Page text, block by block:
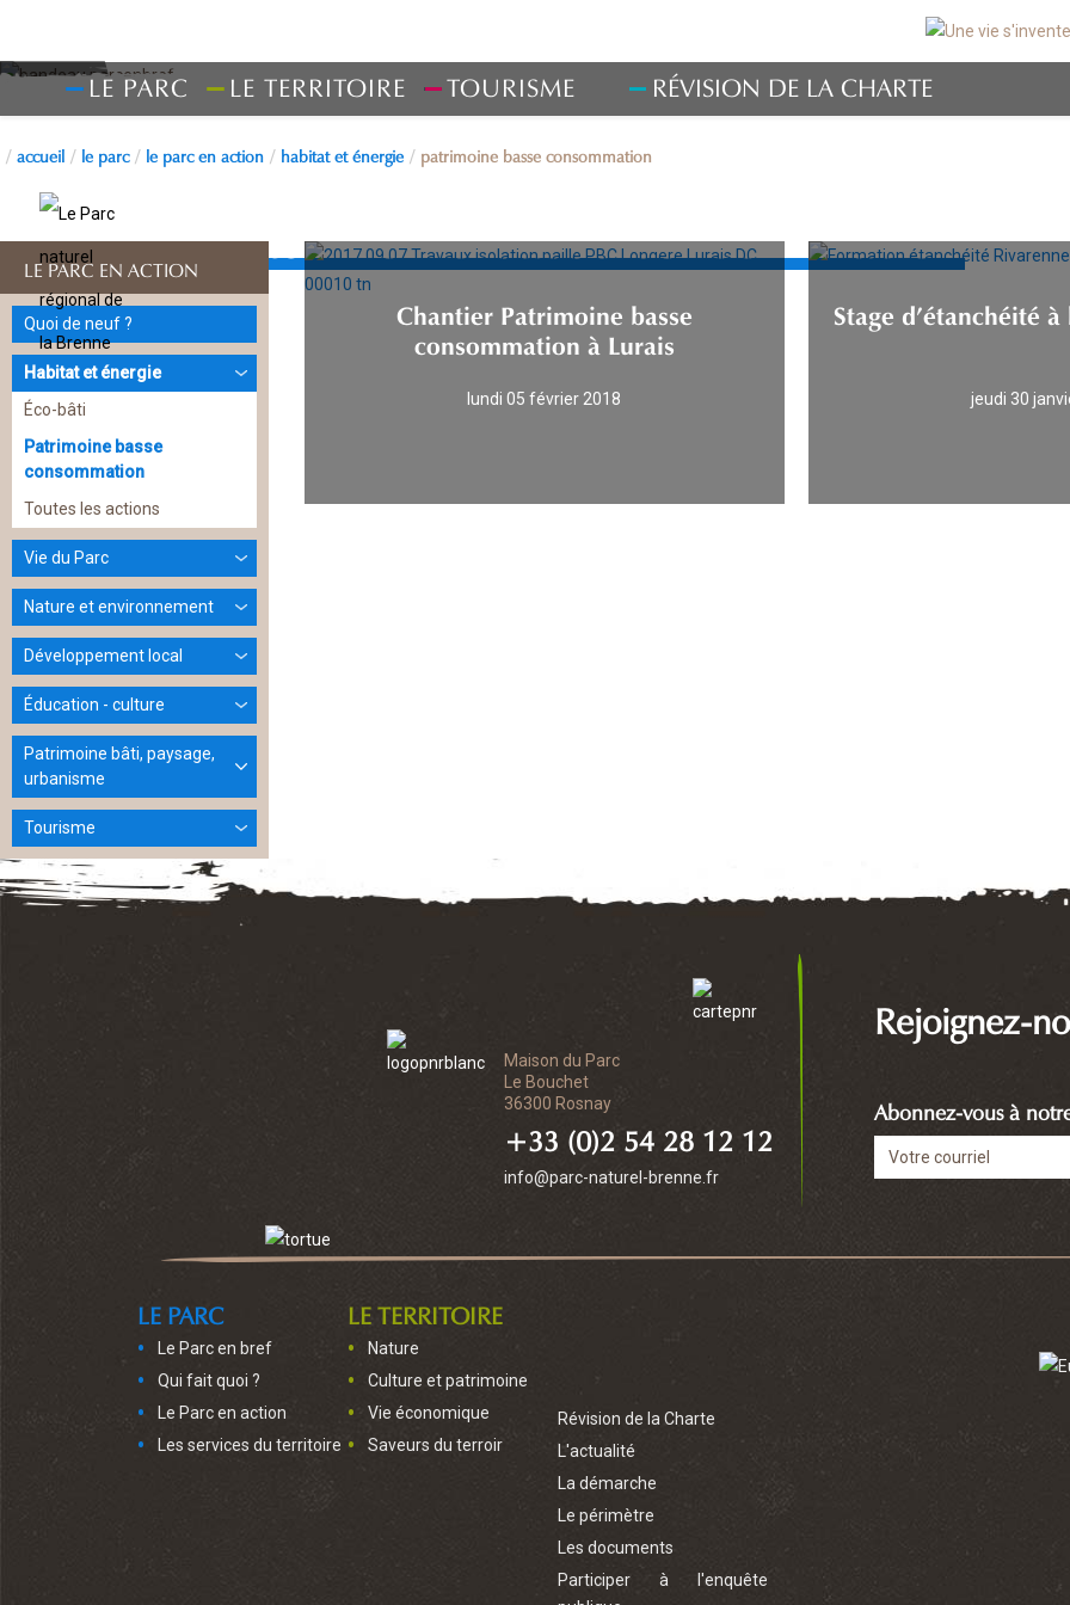
LE PARC LE TERRITOIRE TOURISME RÉVISION DE LA CHARTE
accueil le parc le parc en action habitat et énergie patrimoine basse consommation
LE PARC EN ACTION
Quoi de neuf ?
Habitat et énergie
Éco-bâti
Patrimoine basse
consommation
Toutes les actions
Vie du Parc
Nature et environnement
Développement local
Éducation - culture
Patrimoine bâti, paysage,
urbanisme
Tourisme
Chantier Patrimoine basse
consommation à Lurais
lundi 05 février 2018
Stage d’étanchéité à
jeudi 30
Maison du Parc
Le Bouchet
36300 Rosnay
+33 (0)2 54 28 12 12
info@parc-naturel-brenne.fr
Rejoignez-
Abonnez-vous à
LE PARC
Le Parc en bref
Qui fait quoi ?
Le Parc en action
Les services du territoire
LE TERRITOIRE
Nature
Culture et patrimoine
Vie économique
Saveurs du terroir
Révision de la Charte
L'actualité
La démarche
Le périmètre
Les documents
Participer à l'enquête